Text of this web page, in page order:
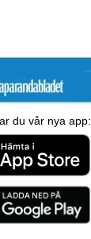
du vår nya app: